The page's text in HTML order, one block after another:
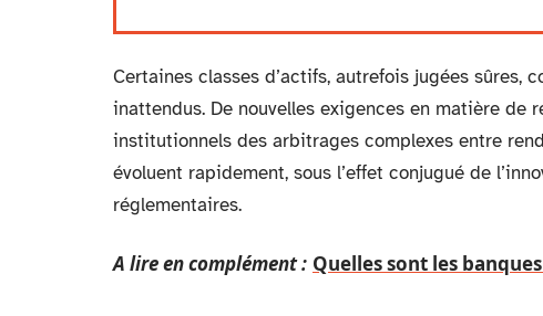
Certaines classes d’actifs, autrefois jugées sûres,
inattendus. De nouvelles exigences en matière
institutionnels des arbitrages complexes entre
évoluent rapidement, sous l’effet conjugué de
réglementaires.
A lire en complément : Quelles sont les